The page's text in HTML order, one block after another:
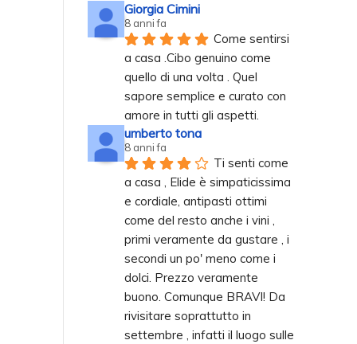
Giorgia Cimini
8 anni fa
Come sentirsi
a casa .Cibo genuino come
quello di una volta . Quel
sapore semplice e curato con
amore in tutti gli aspetti.
umberto tona
8 anni fa
Ti senti come
a casa , Elide è simpaticissima
e cordiale, antipasti ottimi
come del resto anche i vini ,
primi veramente da gustare , i
secondi un po' meno come i
dolci. Prezzo veramente
buono. Comunque BRAVI! Da
rivisitare soprattutto in
settembre , infatti il luogo sulle